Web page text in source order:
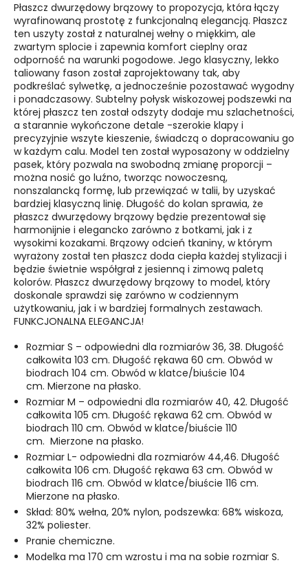
Płaszcz dwurzędowy brązowy to propozycja, która łączy
wyrafinowaną prostotę z funkcjonalną elegancją. Płaszcz
ten uszyty został z naturalnej wełny o miękkim, ale
zwartym splocie i zapewnia komfort cieplny oraz
odporność na warunki pogodowe. Jego klasyczny, lekko
taliowany fason został zaprojektowany tak, aby
podkreślać sylwetkę, a jednocześnie pozostawać wygodny
i ponadczasowy. Subtelny połysk wiskozowej podszewki na
której płaszcz ten został odszyty dodaje mu szlachetności,
a starannie wykończone detale -szerokie klapy i
precyzyjnie wszyte kieszenie, świadczą o dopracowaniu go
w każdym calu. Model ten został wyposażony w oddzielny
pasek, który pozwala na swobodną zmianę proporcji –
można nosić go luźno, tworząc nowoczesną,
nonszalancką formę, lub przewiązać w talii, by uzyskać
bardziej klasyczną linię. Długość do kolan sprawia, że
płaszcz dwurzędowy brązowy będzie prezentował się
harmonijnie i elegancko zarówno z botkami, jak i z
wysokimi kozakami. Brązowy odcień tkaniny, w którym
wyrażony został ten płaszcz doda ciepła każdej stylizacji i
będzie świetnie współgrał z jesienną i zimową paletą
kolorów. Płaszcz dwurzędowy brązowy to model, który
doskonale sprawdzi się zarówno w codziennym
użytkowaniu, jak i w bardziej formalnych zestawach.
FUNKCJONALNA ELEGANCJA!
Rozmiar S – odpowiedni dla rozmiarów 36, 38. Długość
całkowita 103 cm. Długość rękawa 60 cm. Obwód w
biodrach 104 cm. Obwód w klatce/biuście 104
cm. Mierzone na płasko.
Rozmiar M – odpowiedni dla rozmiarów 40, 42. Długość
całkowita 105 cm. Długość rękawa 62 cm. Obwód w
biodrach 110 cm. Obwód w klatce/biuście 110
cm. Mierzone na płasko.
Rozmiar L- odpowiedni dla rozmiarów 44,46. Długość
całkowita 106 cm. Długość rękawa 63 cm. Obwód w
biodrach 116 cm. Obwód w klatce/biuście 116 cm.
Mierzone na płasko.
Skład: 80% wełna, 20% nylon, podszewka: 68% wiskoza,
32% poliester.
Pranie chemiczne.
Modelka ma 170 cm wzrostu i ma na sobie rozmiar S.